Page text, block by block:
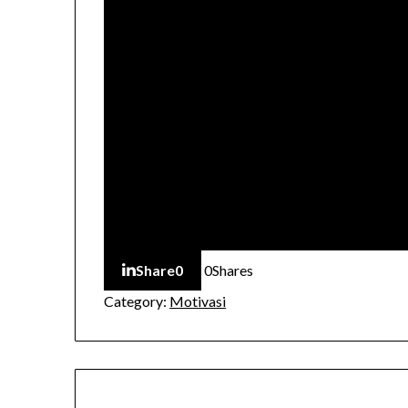
Share0 0Shares
Category: Motivasi